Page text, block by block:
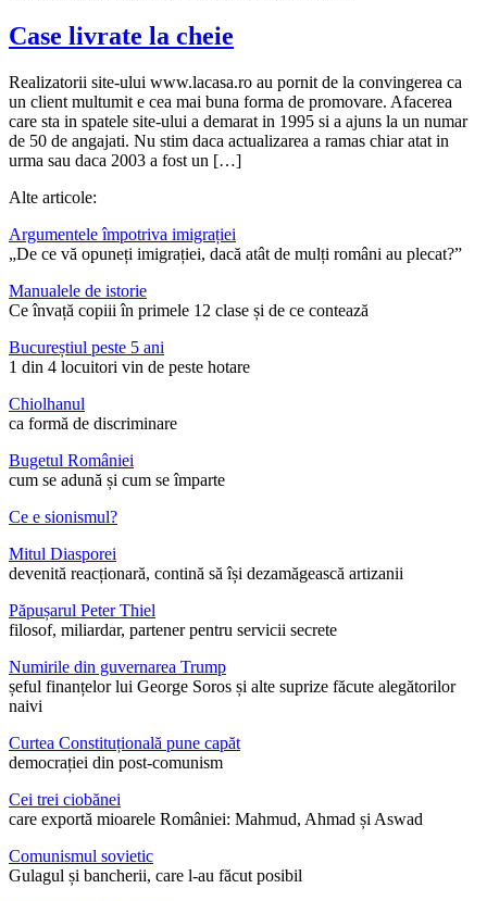
Case livrate la cheie
Realizatorii site-ului www.lacasa.ro au pornit de la convingerea ca
un client multumit e cea mai buna forma de promovare. Afacerea
care sta in spatele site-ului a demarat in 1995 si a ajuns la un numar
de 50 de angajati. Nu stim daca actualizarea a ramas chiar atat in
urma sau daca 2003 a fost un […]
Alte articole:
Argumentele împotriva imigrației
„De ce vă opuneți imigrației, dacă atât de mulți români au plecat?”
Manualele de istorie
Ce învață copiii în primele 12 clase și de ce contează
Bucureștiul peste 5 ani
1 din 4 locuitori vin de peste hotare
Chiolhanul
ca formă de discriminare
Bugetul României
cum se adună și cum se împarte
Ce e sionismul?
Mitul Diasporei
devenită reacționară, contină să își dezamăgească artizanii
Păpușarul Peter Thiel
filosof, miliardar, partener pentru servicii secrete
Numirile din guvernarea Trump
șeful finanțelor lui George Soros și alte suprize făcute alegătorilor
naivi
Curtea Constituțională pune capăt
democrației din post-comunism
Cei trei ciobănei
care exportă mioarele României: Mahmud, Ahmad și Aswad
Comunismul sovietic
Gulagul și bancherii, care l-au făcut posibil